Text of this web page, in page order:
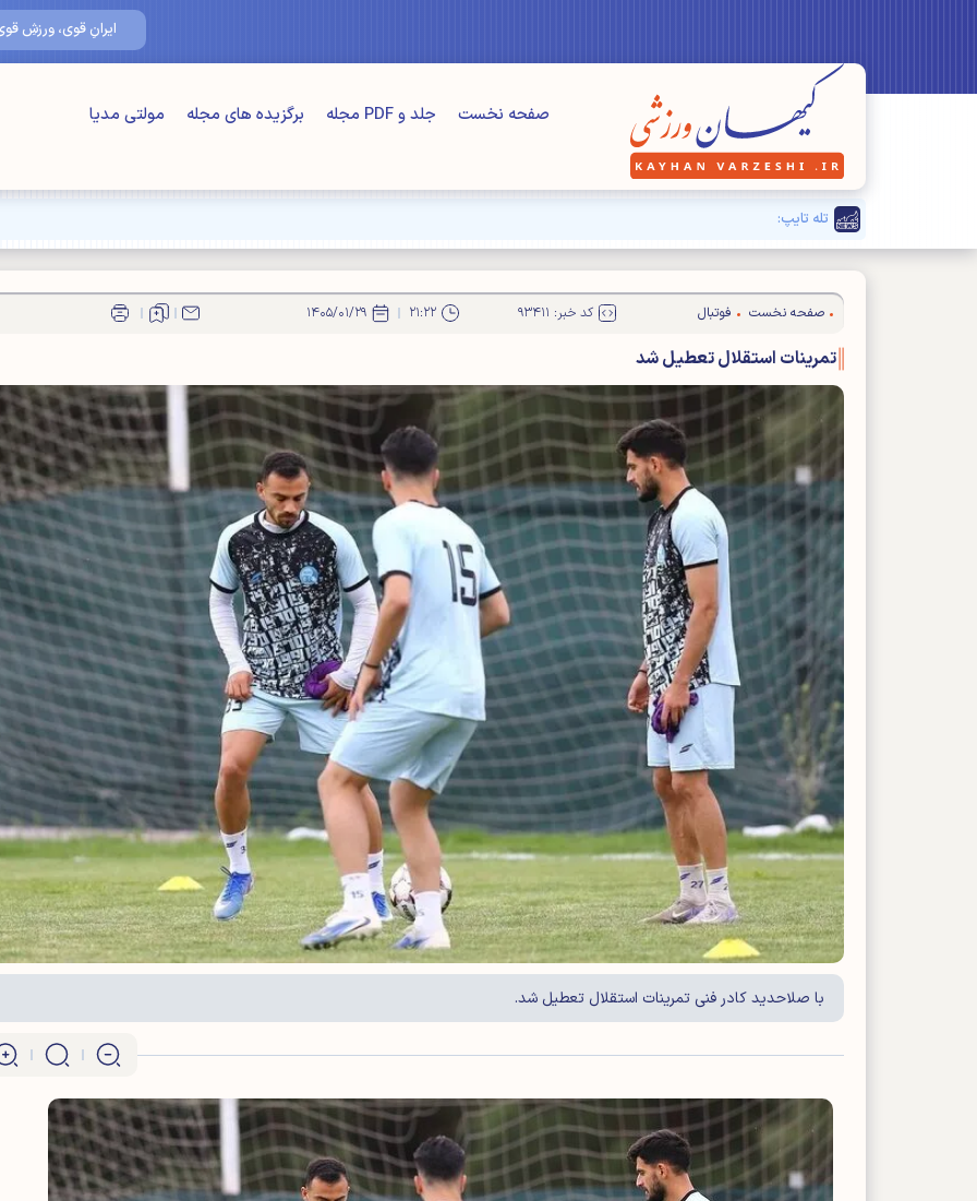
ایرانِ قوی، ورزشِ قوی ۱۸/مرداد/۱۴۰۵
صفحه نخست جلد و PDF مجله برگزیده های مجله مولتی مدیا
تله تایپ:
صفحه نخست فوتبال کد خبر: ۹۳۴۱۱ ۲۱:۲۲ ۱۴۰۵/۰۱/۲۹
تمرینات استقلال تعطیل شد
با صلاحدید کادر فنی تمرینات استقلال تعطیل شد.